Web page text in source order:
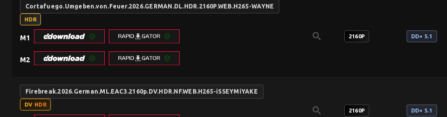
Cortafuego.Umgeben.von.Feuer.2026.GERMAN.DL.HDR.2160P.WEB.H265-WAYNE
HDR
M1
M2
search 2160P DD+ 5.1
Firebreak.2026.German.ML.EAC3.2160p.DV.HDR.NF.WEB.H265-iSSEYMiYAKE
DV HDR
search 2160P DD+ 5.1